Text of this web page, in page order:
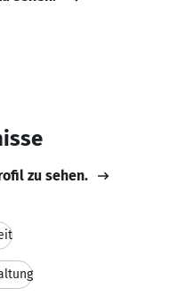
zu sehen.